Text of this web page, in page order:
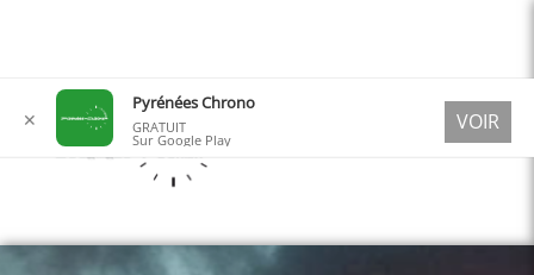
contenu
✕
Pyrénées Chrono
GRATUIT
Sur Google Play
VOIR